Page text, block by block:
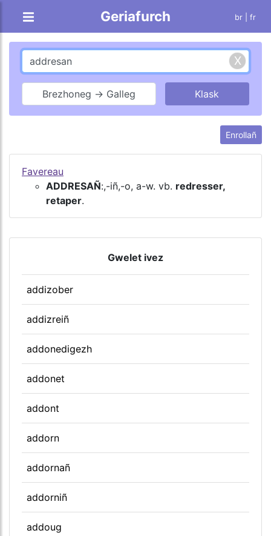
Geriafurch br | fr
Brezhoneg → Galleg
Enrollañ
Favereau
ADDRESAÑ:,-iñ,-o, a-w. vb. redresser,
retaper.
Gwelet ivez
addizober
addizreiñ
addonedigezh
addonet
addont
addorn
addornañ
addorniñ
addoug